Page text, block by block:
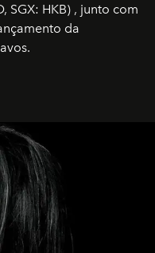
SGX: HKB) , junto com
da